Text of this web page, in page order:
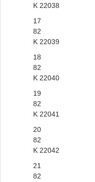
K 22038
17
82
K 22039
18
82
K 22040
19
82
K 22041
20
82
K 22042
21
82